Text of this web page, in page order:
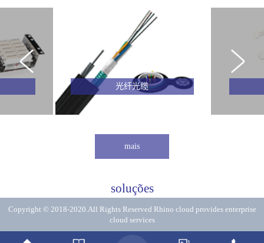
光纤光缆
mais
soluções
Copyright © 2018-2020.All Rights Reserved Rhino cloud provides enterprise
cloud services